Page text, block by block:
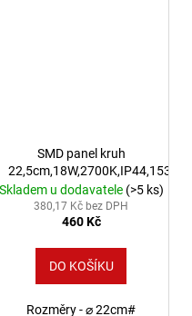
SMD panel kruh
Skladem u dodavatele (>5 ks)
380,17 Kč bez DPH
460 Kč
DO KOŠÍKU
Rozměry - ⌀ 22cm#